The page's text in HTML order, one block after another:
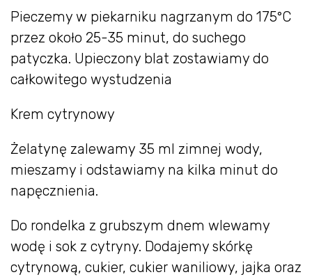
Pieczemy w piekarniku nagrzanym do 175°C
przez około 25-35 minut, do suchego
patyczka. Upieczony blat zostawiamy do
całkowitego wystudzenia
Krem cytrynowy
Żelatynę zalewamy 35 ml zimnej wody,
mieszamy i odstawiamy na kilka minut do
napęcznienia.
Do rondelka z grubszym dnem wlewamy
wodę i sok z cytryny. Dodajemy skórkę
cytrynową, cukier, cukier waniliowy, jajka oraz